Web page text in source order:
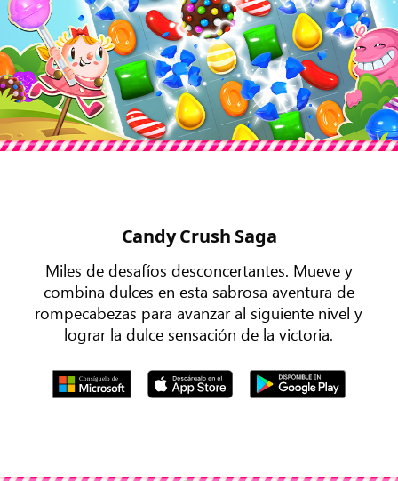
Candy Crush Saga
Miles de desafíos desconcertantes. Mueve y
combina dulces en esta sabrosa aventura de
rompecabezas para avanzar al siguiente nivel y
lograr la dulce sensación de la victoria.